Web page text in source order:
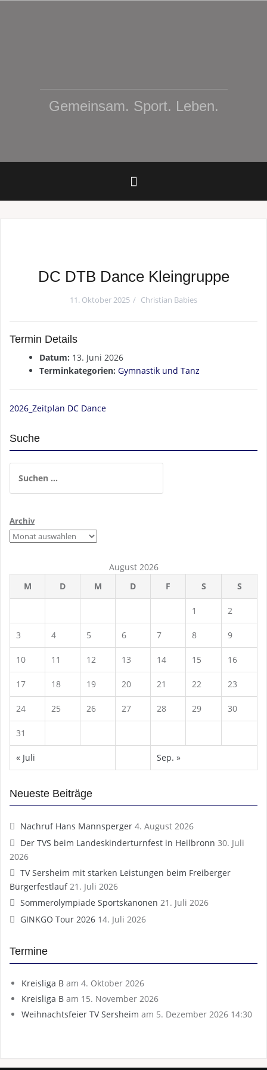
Gemeinsam. Sport. Leben.
DC DTB Dance Kleingruppe
11. Oktober 2025 Christian Babies
Termin Details
Datum: 13. Juni 2026
Terminkategorien: Gymnastik und Tanz
2026_Zeitplan DC Dance
Suche
nach:
Archiv
August 2026
M
D M D F S S
1 2
3 4 5 6 7 8 9
10 11 12 13 14 15 16
17 18 19 20 21 22 23
24 25 26 27 28 29 30
31
« Juli Sep. »
Neueste Beiträge
Nachruf Hans Mannsperger 4. August 2026
Der TVS beim Landeskinderturnfest in Heilbronn 30. Juli
2026
TV Sersheim mit starken Leistungen beim Freiberger
Bürgerfestlauf 21. Juli 2026
Sommerolympiade Sportskanonen 21. Juli 2026
GINKGO Tour 2026 14. Juli 2026
Termine
Kreisliga B am 4. Oktober 2026
Kreisliga B am 15. November 2026
Weihnachtsfeier TV Sersheim am 5. Dezember 2026 14:30